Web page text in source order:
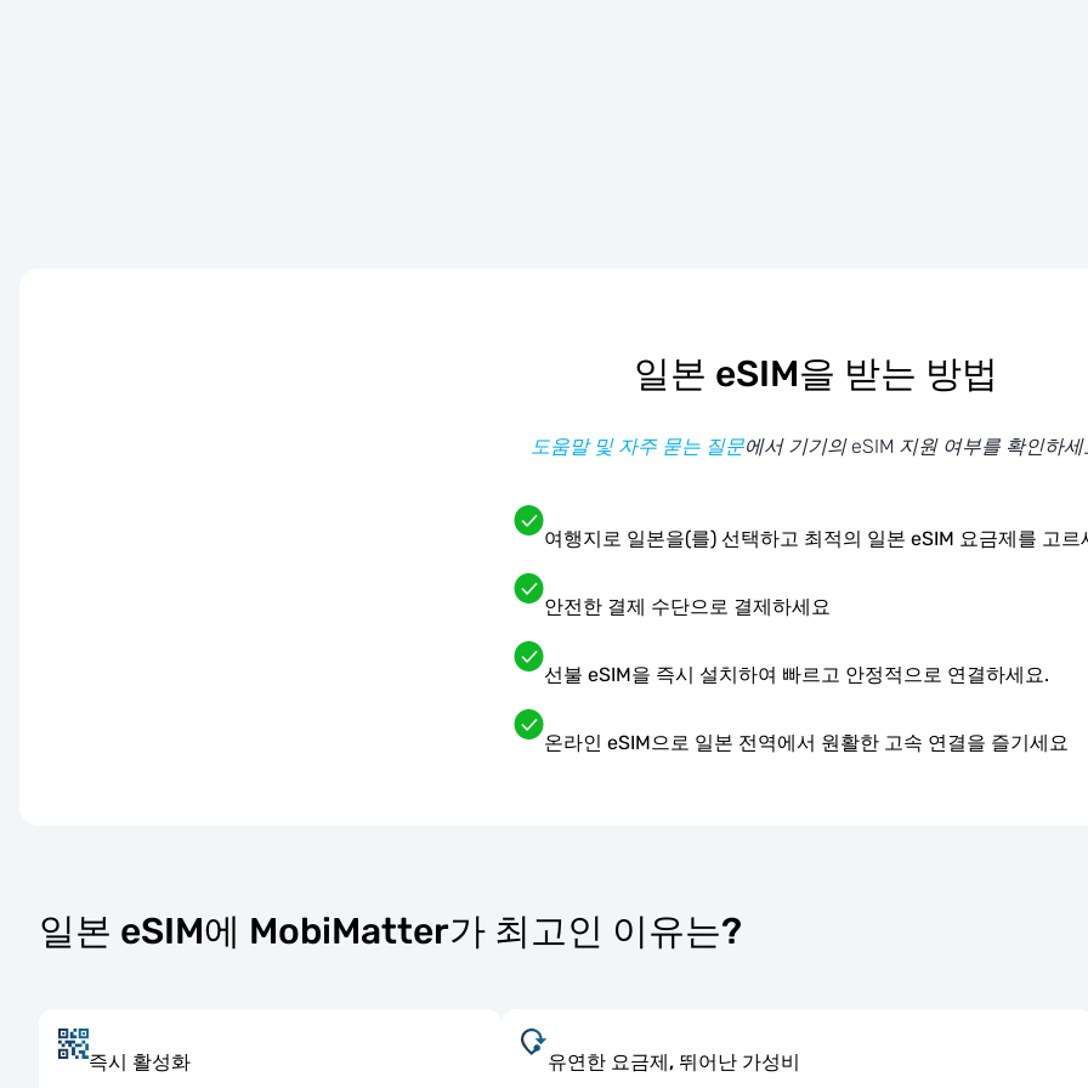
일본 eSIM을 받는 방법
도움말 및 자주 묻는 질문에서 기기의 eSIM 지원 여부를 확인하세
여행지로 일본을(를) 선택하고 최적의 일본 eSIM 요금제를 고르
안전한 결제 수단으로 결제하세요
선불 eSIM을 즉시 설치하여 빠르고 안정적으로 연결하세요.
온라인 eSIM으로 일본 전역에서 원활한 고속 연결을 즐기세요
일본 eSIM에 MobiMatter가 최고인 이유는?
즉시 활성화 유연한 요금제, 뛰어난 가성비